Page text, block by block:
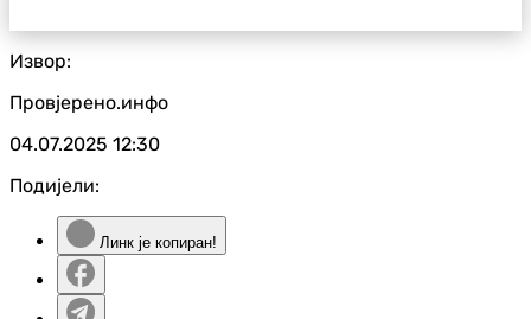
Извор:
Провјерено.инфо
04.07.2025 12:30
Подијели:
Линк је копиран!